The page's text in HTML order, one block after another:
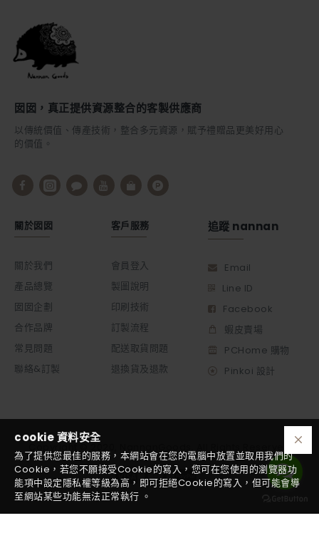
囡囡，真正提供資源整合的客製供應商
以傳統價值、傳產技術，整合多元資源，賦予禮贈品更美好用心
的價值。
關於囡囡
關於我們
產品總覽
囡囡企劃
合作品牌
常見問題
聯絡&訂製
客戶服務
會員登入
製圖說明
印刷技術
訂製流程
配送取貨問題
退換貨及退款
追蹤 nannan
Email
Line ID
Facebook
蝦皮賣場
PCHome 購物
Pinkoi 設計
Copyright © 2020, NannanGoods, All Rights Reserved
cookie 資料安全
為了提供您最佳的服務，本網站會在您的電腦中放置並取用我們的
Cookie，若您不願接受Cookie的寫入，您可在您使用的瀏覽器功
能項中設定隱私權等級為高，即可拒絕Cookie的寫入，但可能會導
至網站某些功能無法正常執行 。